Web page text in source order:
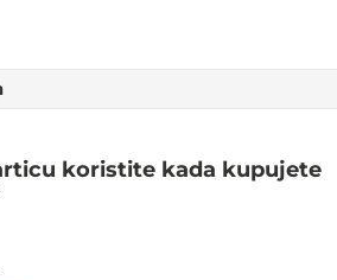
koristite kada kupujete